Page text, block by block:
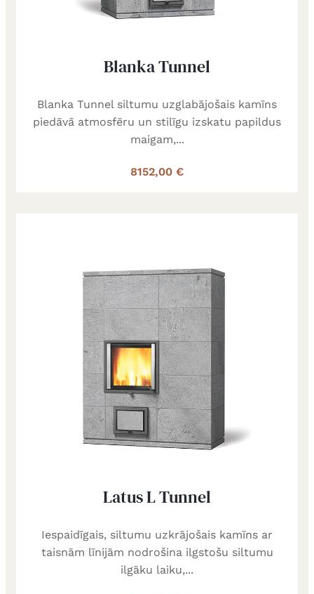
Blanka Tunnel
Blanka Tunnel siltumu uzglabājošais kamīns
piedāvā atmosfēru un stilīgu izskatu papildus
maigam,...
8152,00 €
Latus L Tunnel
Iespaidīgais, siltumu uzkrājošais kamīns ar
taisnām līnijām nodrošina ilgstošu siltumu
ilgāku laiku,...